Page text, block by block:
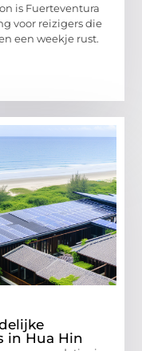
is Fuerteventura
voor reizigers die
een weekje rust.
in Hua Hin